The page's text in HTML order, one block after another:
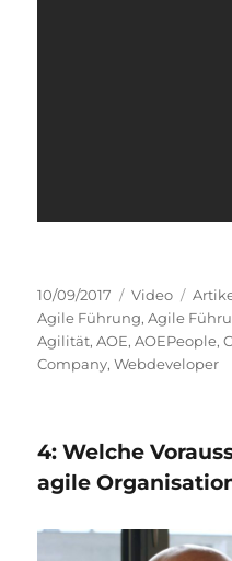
Veröffentlicht
am
10/09/2017 Format
Video
Agile Führung,Agile
Agilität,AOE,AOEPeople,
Company,Webdeveloper
4: Welche
agile